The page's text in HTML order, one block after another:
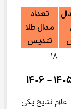
تعداد
مدال طلا
تندیس
18
نتایج یکی